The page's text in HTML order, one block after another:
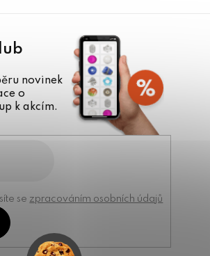
novinek
o
k akcím.
se zpracováním osobních údajů